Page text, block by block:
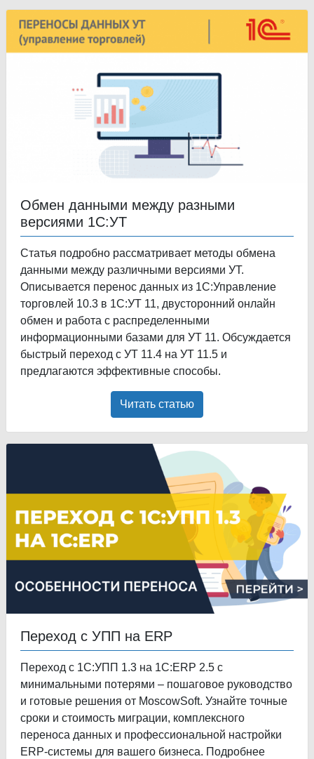
Обмен данными между разными
версиями 1С:УТ
Статья подробно рассматривает методы обмена
данными между различными версиями УТ.
Описывается перенос данных из 1С:Управление
торговлей 10.3 в 1С:УТ 11, двусторонний онлайн
обмен и работа с распределенными
информационными базами для УТ 11. Обсуждается
быстрый переход с УТ 11.4 на УТ 11.5 и
предлагаются эффективные способы.
Читать статью
Переход с УПП на ERP
Переход с 1С:УПП 1.3 на 1С:ERP 2.5 с
минимальными потерями – пошаговое руководство
и готовые решения от MoscowSoft. Узнайте точные
сроки и стоимость миграции, комплексного
переноса данных и профессиональной настройки
ERP-системы для вашего бизнеса. Подробнее